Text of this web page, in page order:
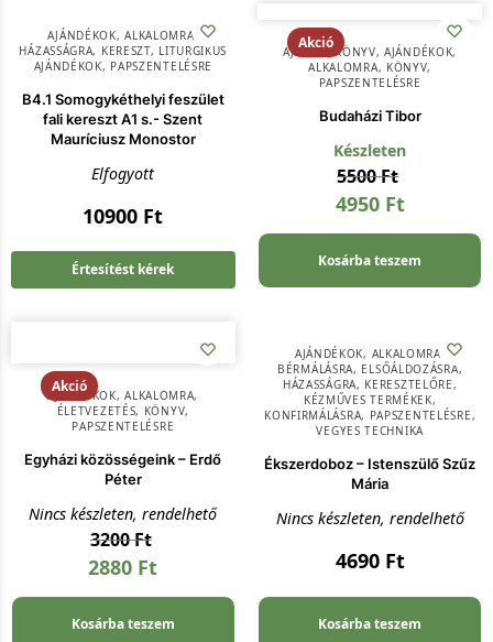
AJÁNDÉKOK,ALKALOMRA
HÁZASSÁGRA, KERESZT, LITURGIKUS
AJÁNDÉKOK, PAPSZENTELÉSRE
B4.1 Somogykéthelyi feszület
fali kereszt A1 s.- Szent
Mauríciusz Monostor
Elfogyott
10900 Ft
Értesítést kérek
Akció
AJÁNDÉKKÖNYV,AJÁNDÉKOK,
ALKALOMRA, KÖNYV,
PAPSZENTELÉSRE
Budaházi Tibor
Készleten
5500Ft
4950 Ft
Kosárba teszem
Akció
AJÁNDÉKOK,ALKALOMRA,
ÉLETVEZETÉS, KÖNYV,
PAPSZENTELÉSRE
Egyházi közösségeink – Erdő
Péter
Nincs készleten, rendelhető
3200Ft
2880 Ft
Kosárba teszem
AJÁNDÉKOK, ALKALOMRA
BÉRMÁLÁSRA, ELSŐÁLDOZÁSRA,
HÁZASSÁGRA, KERESZTELŐRE,
KÉZMŰVES TERMÉKEK,
KONFIRMÁLÁSRA, PAPSZENTELÉSRE,
VEGYES TECHNIKA
Ékszerdoboz – Istenszülő Szűz
Mária
Nincs készleten, rendelhető
4690 Ft
Kosárba teszem